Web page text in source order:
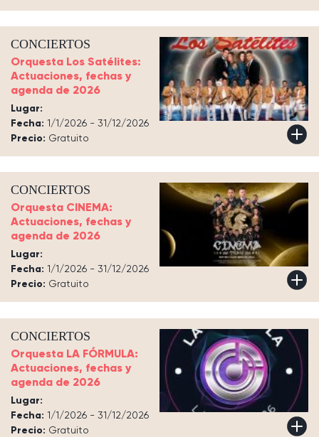
CONCIERTOS
Orquesta Los Satélites:
Actuaciones, fechas y
agenda de 2026
Lugar:
Fecha: 1/1/2026 - 31/12/2026
Precio: Gratuito
CONCIERTOS
Orquesta CINEMA:
Actuaciones, fechas y
agenda de 2026
Lugar:
Fecha: 1/1/2026 - 31/12/2026
Precio: Gratuito
CONCIERTOS
Orquesta LA FÓRMULA:
Actuaciones, fechas y
agenda de 2026
Lugar:
Fecha: 1/1/2026 - 31/12/2026
Precio: Gratuito